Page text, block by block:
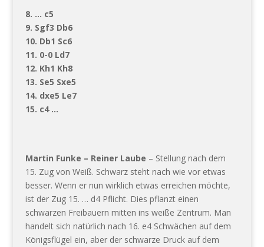
8. … c5
9. Sgf3 Db6
10. Db1 Sc6
11. 0-0 Ld7
12. Kh1 Kh8
13. Se5 Sxe5
14. dxe5 Le7
15. c4 …
Martin Funke – Reiner Laube – Stellung nach dem
15. Zug von Weiß. Schwarz steht nach wie vor etwas
besser. Wenn er nun wirklich etwas erreichen möchte,
ist der Zug 15. … d4 Pflicht. Dies pflanzt einen
schwarzen Freibauern mitten ins weiße Zentrum. Man
handelt sich natürlich nach 16. e4 Schwächen auf dem
Königsflügel ein, aber der schwarze Druck auf dem